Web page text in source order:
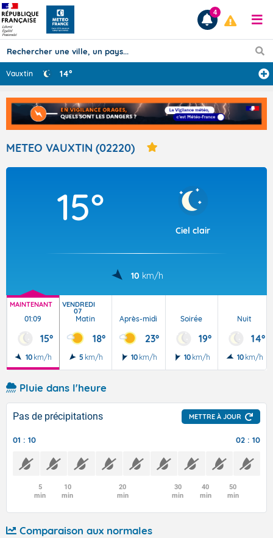
Prévisions
TOUS LES RÉSULTATS
Articles
4
Vauxtin 14°
METEO VAUXTIN (02220)
15°
Ciel clair
10 km/h
MAINTENANT
01:09
15°
10 km/h
VENDREDI
07
Matin
18°
5 km/h
Après-midi
23°
10 km/h
Soirée
19°
10 km/h
Nuit
14°
10 km/h
Pluie dans l'heure
Pas de précipitations METTRE À JOUR
01 : 10 02 : 10
5
min
10
min
20
min
30
min
40
min
50
min
Comparaison aux normales